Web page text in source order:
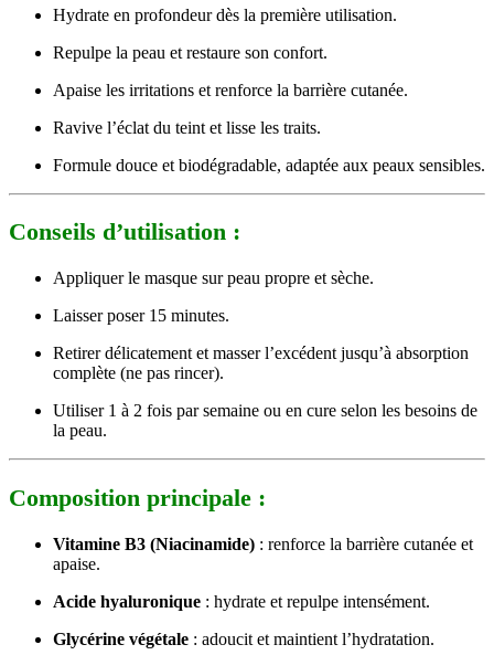
Hydrate en profondeur dès la première utilisation.
Repulpe la peau et restaure son confort.
Apaise les irritations et renforce la barrière cutanée.
Ravive l’éclat du teint et lisse les traits.
Formule douce et biodégradable, adaptée aux peaux sensibles.
Conseils d’utilisation :
Appliquer le masque sur peau propre et sèche.
Laisser poser 15 minutes.
Retirer délicatement et masser l’excédent jusqu’à absorption
complète (ne pas rincer).
Utiliser 1 à 2 fois par semaine ou en cure selon les besoins de
la peau.
Composition principale :
Vitamine B3 (Niacinamide) : renforce la barrière cutanée et
apaise.
Acide hyaluronique : hydrate et repulpe intensément.
Glycérine végétale : adoucit et maintient l’hydratation.